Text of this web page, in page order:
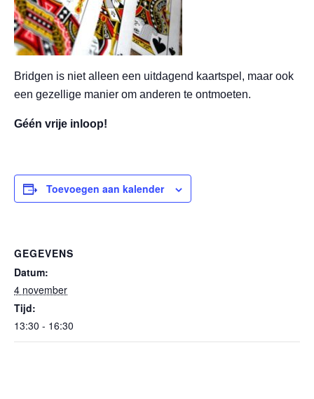
Bridgen is niet alleen een uitdagend kaartspel, maar ook
een gezellige manier om anderen te ontmoeten.
Géén vrije inloop!
Toevoegen aan kalender
GEGEVENS
Datum:
4 november
Tijd:
13:30 - 16:30